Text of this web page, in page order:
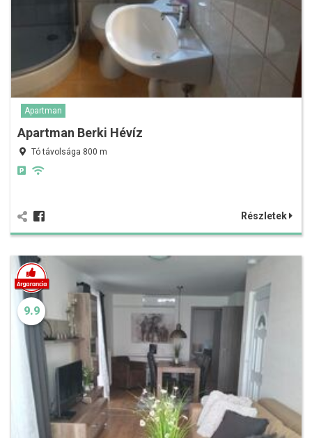
Apartman
Apartman Berki Hévíz
Tó távolsága 800 m
Részletek
9.9